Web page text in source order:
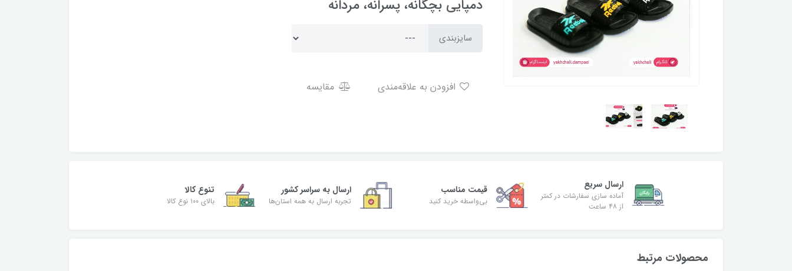
دمپایی بچگانه، پسرانه، مردانه
سایزبندی
مقایسه
ارسال سریع
آماده سازی سفارشات در کمتر
از ۴۸ ساعت
قیمت مناسب
بی‌واسطه خرید کنید
ارسال به سراسر کشور
تجربه ارسال به همه استان‌ها
تنوع کالا
بالای ۱۰۰ نوع کالا
محصولات مرتبط